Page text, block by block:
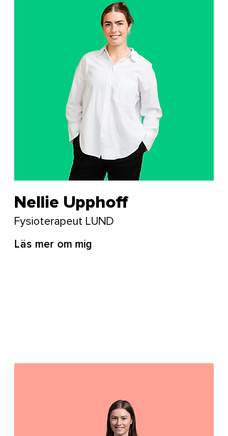
Nellie Upphoff
Fysioterapeut LUND
Läs mer om mig